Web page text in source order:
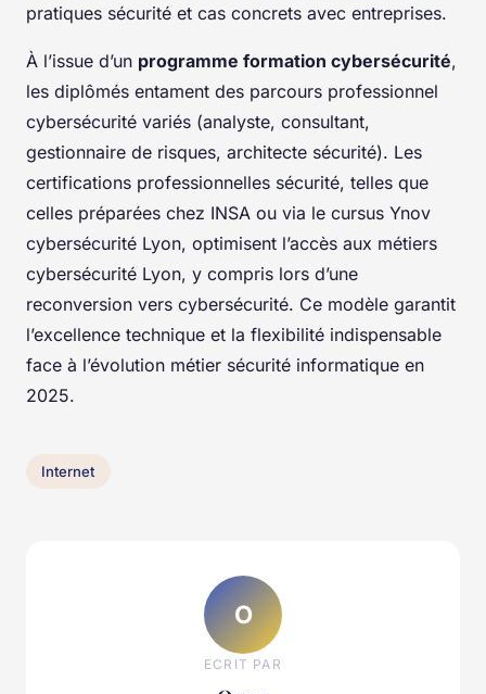
pratiques sécurité et cas concrets avec entreprises.
À l’issue d’un programme formation cybersécurité,
les diplômés entament des parcours professionnel
cybersécurité variés (analyste, consultant,
gestionnaire de risques, architecte sécurité). Les
certifications professionnelles sécurité, telles que
celles préparées chez INSA ou via le cursus Ynov
cybersécurité Lyon, optimisent l’accès aux métiers
cybersécurité Lyon, y compris lors d’une
reconversion vers cybersécurité. Ce modèle garantit
l’excellence technique et la flexibilité indispensable
face à l’évolution métier sécurité informatique en
2025.
Internet
O
ECRIT PAR